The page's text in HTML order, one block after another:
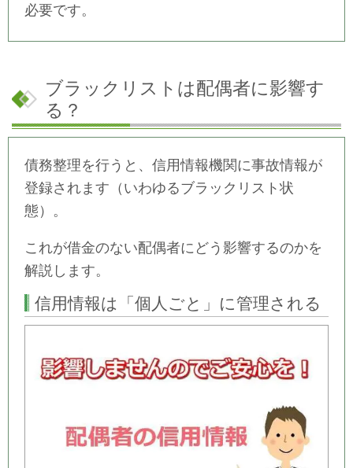
必要です。
ブラックリストは配偶者に影響す
る？
債務整理を行うと、信用情報機関に事故情報が
登録されます（いわゆるブラックリスト状
態）。
これが借金のない配偶者にどう影響するのかを
解説します。
信用情報は「個人ごと」に管理される